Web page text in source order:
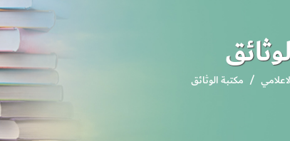
مكتبة الوثائق